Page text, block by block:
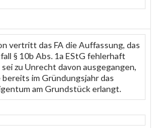
vertritt das FA die Auffassung, das
§ 10b Abs. 1a EStG fehlerhaft
zu Unrecht davon ausgegangen,
im Gründungsjahr das
am Grundstück erlangt.